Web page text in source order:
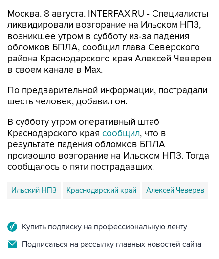
Москва. 8 августа. INTERFAX.RU - Специалисты
ликвидировали возгорание на Ильском НПЗ,
возникшее утром в субботу из-за падения
обломков БПЛА, сообщил глава Северского
района Краснодарского края Алексей Чеверев
в своем канале в Max.
По предварительной информации, пострадали
шесть человек, добавил он.
В субботу утром оперативный штаб
Краснодарского края сообщил, что в
результате падения обломков БПЛА
произошло возгорание на Ильском НПЗ. Тогда
сообщалось о пяти пострадавших.
Ильский НПЗ Краснодарский край Алексей Чеверев
Купить подписку на профессиональную ленту
Подписаться на рассылку главных новостей сайта